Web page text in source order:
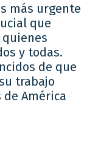
más urgente
que
y todas.
de que
trabajo
América